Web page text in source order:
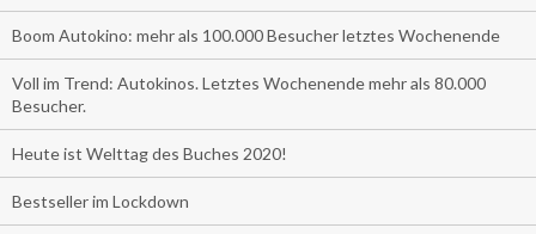
Boom Autokino: mehr als 100.000 Besucher letztes Wochenende
Voll im Trend: Autokinos. Letztes Wochenende mehr als 80.000
Besucher.
Heute ist Welttag des Buches 2020!
Bestseller im Lockdown